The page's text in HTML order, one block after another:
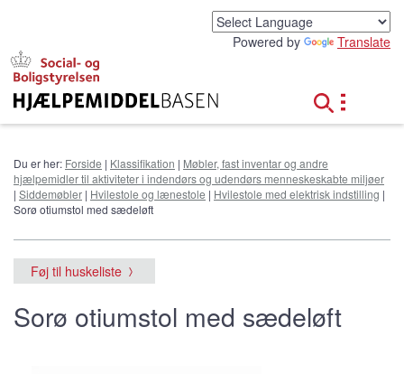
Powered by Translate
Du er her: Forside | Klassifikation | Møbler, fast inventar og andre
hjælpemidler til aktiviteter i indendørs og udendørs menneskeskabte miljøer
| Siddemøbler | Hvilestole og lænestole | Hvilestole med elektrisk indstilling |
Sorø otiumstol med sædeløft
Føj til huskeliste
Sorø otiumstol med sædeløft